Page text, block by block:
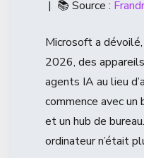
| 📚 Source :
Microsoft a
2026, des
agents IA au lieu
commence avec un
et un hub de
ordinateur n’était